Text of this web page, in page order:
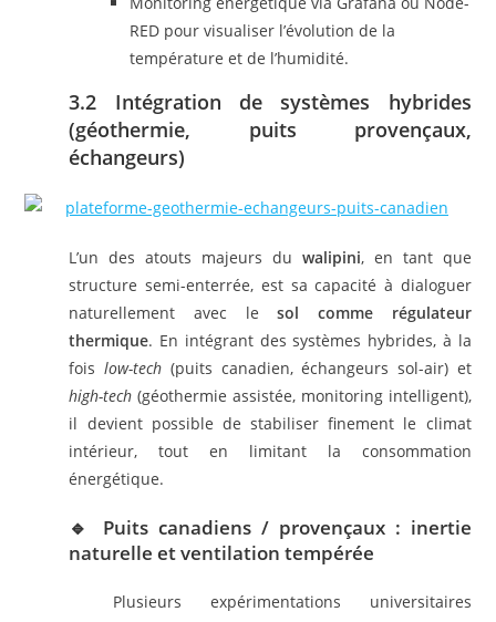
RED pour visualiser l’évolution de la
température et de l’humidité.
3.2 Intégration de systèmes hybrides
(géothermie, puits provençaux,
échangeurs)
L’un des atouts majeurs du walipini, en tant que
structure semi-enterrée, est sa capacité à dialoguer
naturellement avec lesol comme régulateur
thermique. En intégrant des systèmes hybrides, à la
foislow-tech (puits canadien, échangeurs sol-air) et
high-tech (géothermie assistée, monitoring intelligent),
il devient possible de stabiliser finement le climat
intérieur, tout en limitant la consommation
énergétique.
🔹 Puits canadiens / provençaux : inertie
naturelle et ventilation tempérée
Plusieurs expérimentations universitaires